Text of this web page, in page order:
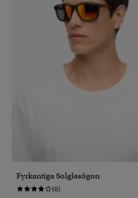
Fyrkantiga Solglasögon
(6)